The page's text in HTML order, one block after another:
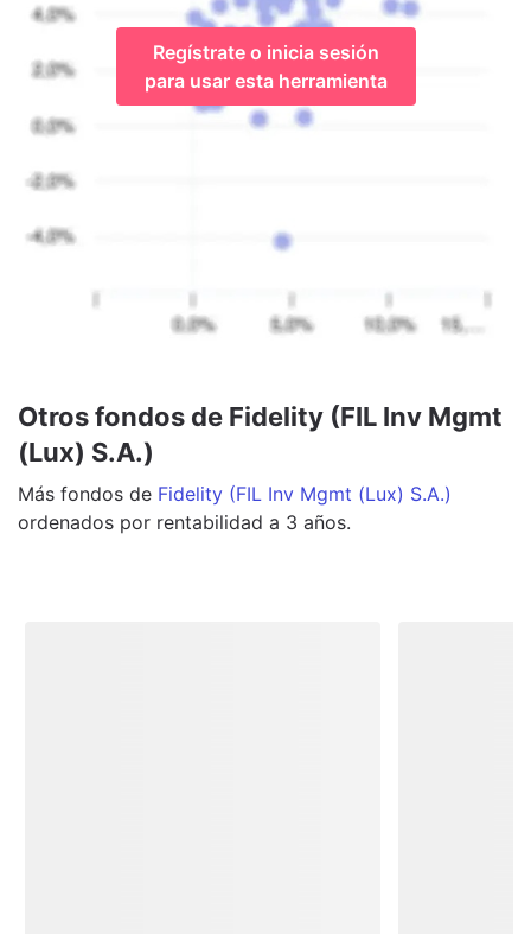
Regístrate o inicia sesión
para usar esta herramienta
Otros fondos de Fidelity (FIL Inv Mgmt
(Lux) S.A.)
Más fondos de Fidelity (FIL Inv Mgmt (Lux) S.A.)
ordenados por rentabilidad a 3 años.